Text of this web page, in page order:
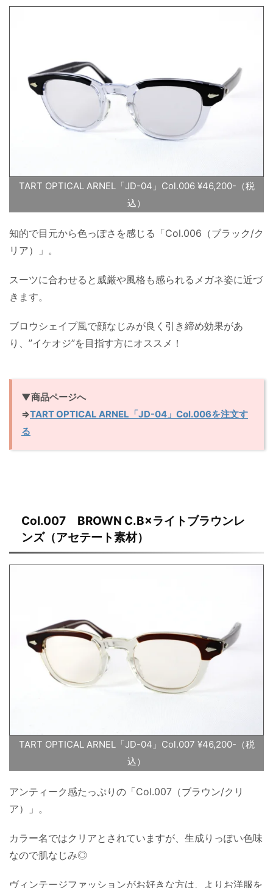
TART OPTICAL ARNEL「JD-04」Col.006 ¥46,200-（税
込）
知的で目元から色っぽさを感じる「Col.006（ブラック/ク
リア）」。
スーツに合わせると威厳や風格も感られるメガネ姿に近づ
きます。
ブロウシェイプ風で顔なじみが良く引き締め効果があ
り、”イケオジ”を目指す方にオススメ！
▼商品ページへ
⇒TART OPTICAL ARNEL「JD-04」Col.006を注文す
る
Col.007 BROWN C.B×ライトブラウンレ
ンズ（アセテート素材）
TART OPTICAL ARNEL「JD-04」Col.007 ¥46,200-（税
込）
アンティーク感たっぷりの「Col.007（ブラウン/クリ
ア）」。
カラー名ではクリアとされていますが、生成りっぽい色味
なので肌なじみ◎
ヴィンテージファッションがお好きな方は、よりお洋服を